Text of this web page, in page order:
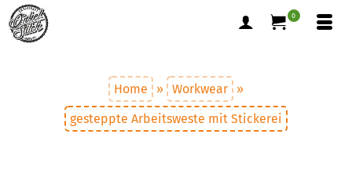
0
Home » Workwear
»
gesteppte Arbeitsweste mit Stickerei